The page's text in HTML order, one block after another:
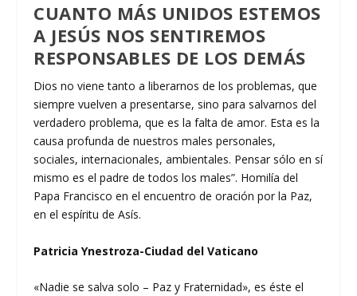
CUANTO MÁS UNIDOS ESTEMOS
A JESÚS NOS SENTIREMOS
RESPONSABLES DE LOS DEMÁS
Dios no viene tanto a liberarnos de los problemas, que
siempre vuelven a presentarse, sino para salvarnos del
verdadero problema, que es la falta de amor. Esta es la
causa profunda de nuestros males personales,
sociales, internacionales, ambientales. Pensar sólo en sí
mismo es el padre de todos los males”. Homilía del
Papa Francisco en el encuentro de oración por la Paz,
en el espíritu de Asís.
Patricia Ynestroza-Ciudad del Vaticano
«Nadie se salva solo – Paz y Fraternidad», es éste el